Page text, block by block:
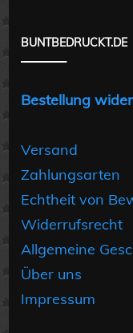
BUNTBEDRUCKT.DE
Bestellung
Versand
Zahlungsarten
Echtheit von
Widerrufsrecht
Allgemeine
Über uns
Impressum